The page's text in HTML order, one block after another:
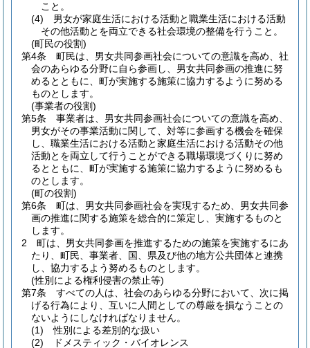
こと。
(4)
男女が家庭生活における活動と職業生活における活動
その他活動とを両立できる社会環境の整備を行うこと。
(町民の役割)
第4条
町民は、男女共同参画社会についての意識を高め、社
会のあらゆる分野に自ら参画し、男女共同参画の推進に努
めるとともに、町が実施する施策に協力するように努める
ものとします。
(事業者の役割)
第5条
事業者は、男女共同参画社会についての意識を高め、
男女がその事業活動に関して、対等に参画する機会を確保
し、職業生活における活動と家庭生活における活動その他
活動とを両立して行うことができる職場環境づくりに努め
るとともに、町が実施する施策に協力するように努めるも
のとします。
(町の役割)
第6条
町は、男女共同参画社会を実現するため、男女共同参
画の推進に関する施策を総合的に策定し、実施するものと
します。
2
町は、男女共同参画を推進するための施策を実施するにあ
たり、町民、事業者、国、県及び他の地方公共団体と連携
し、協力するよう努めるものとします。
(性別による権利侵害の禁止等)
第7条
すべての人は、社会のあらゆる分野において、次に掲
げる行為により、互いに人間としての尊厳を損なうことの
ないようにしなければなりません。
(1)
性別による差別的な扱い
(2)
ドメスティック・バイオレンス